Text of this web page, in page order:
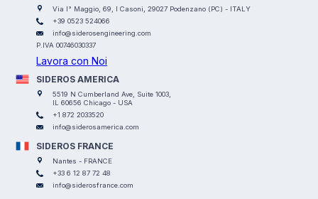
Via I° Maggio, 69, I Casoni, 29027 Podenzano (PC) - ITALY
+39 0523 524066
info@siderosengineering.com
P.IVA 00746030337
Lavora con Noi
SIDEROS AMERICA
5519 N Cumberland Ave, Suite 1003,
IL 60656 Chicago - USA
+1 872 2033520
info@siderosamerica.com
SIDEROS FRANCE
Nantes - FRANCE
+33 6 12 87 72 48
info@siderosfrance.com